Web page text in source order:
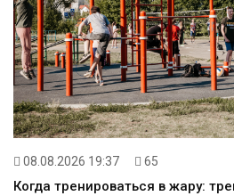
08.08.2026 19:37 65
Когда тренироваться в жару: